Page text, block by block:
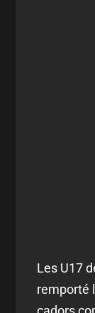
Les U17
remporté